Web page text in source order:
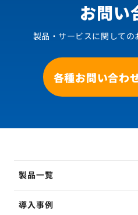
お問い
製品・サービスに関しての
各種お問い合わ
製品一覧
導入事例